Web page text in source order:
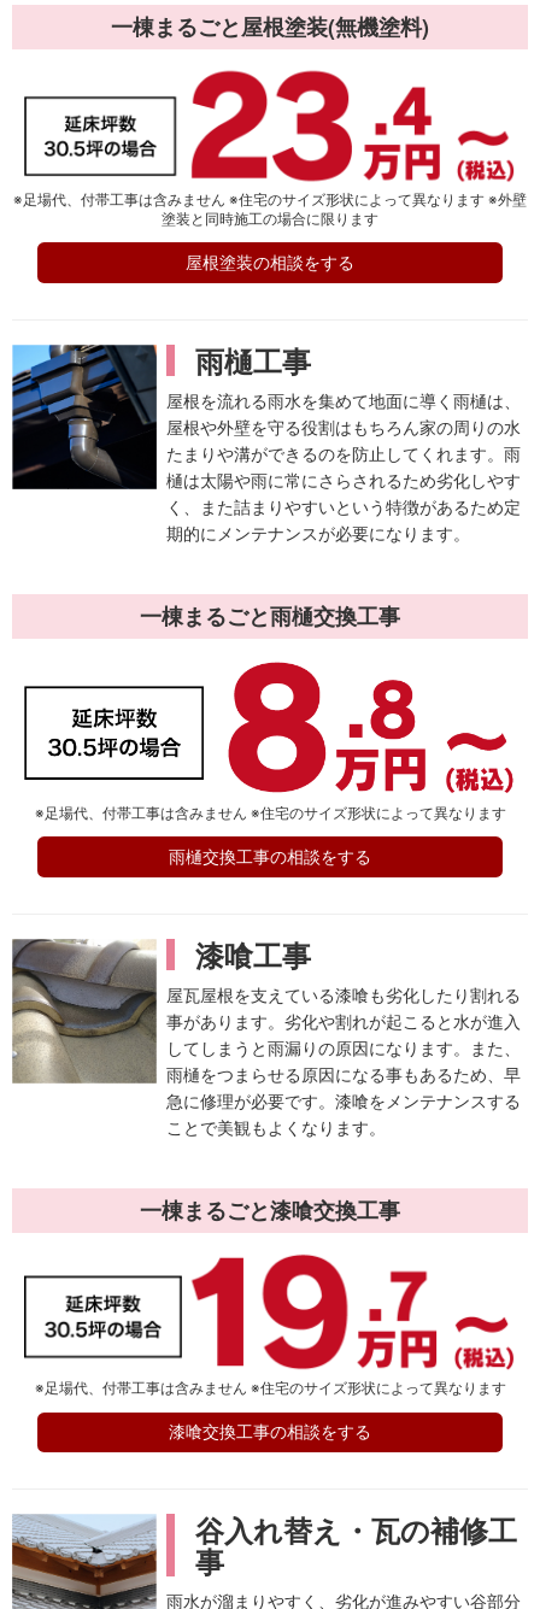
一棟まるごと屋根塗装(無機塗料)
※足場代、付帯工事は含みません ※住宅のサイズ形状によって異なります ※外壁
塗装と同時施工の場合に限ります
屋根塗装の相談をする
雨樋工事
屋根を流れる雨水を集めて地面に導く雨樋は、
屋根や外壁を守る役割はもちろん家の周りの水
たまりや溝ができるのを防止してくれます。雨
樋は太陽や雨に常にさらされるため劣化しやす
く、また詰まりやすいという特徴があるため定
期的にメンテナンスが必要になります。
一棟まるごと雨樋交換工事
※足場代、付帯工事は含みません ※住宅のサイズ形状によって異なります
雨樋交換工事の相談をする
漆喰工事
屋瓦屋根を支えている漆喰も劣化したり割れる
事があります。劣化や割れが起こると水が進入
してしまうと雨漏りの原因になります。また、
雨樋をつまらせる原因になる事もあるため、早
急に修理が必要です。漆喰をメンテナンスする
ことで美観もよくなります。
一棟まるごと漆喰交換工事
※足場代、付帯工事は含みません ※住宅のサイズ形状によって異なります
漆喰交換工事の相談をする
谷入れ替え・瓦の補修工
事
雨水が溜まりやすく、劣化が進みやすい谷部分